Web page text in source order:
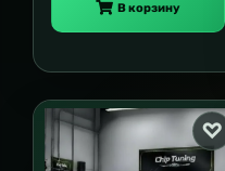
В корзину